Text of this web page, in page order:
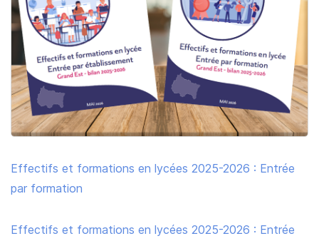
Effectifs et formations en lycées 2025-2026 : Entrée
par formation
Effectifs et formations en lycées 2025-2026 : Entrée